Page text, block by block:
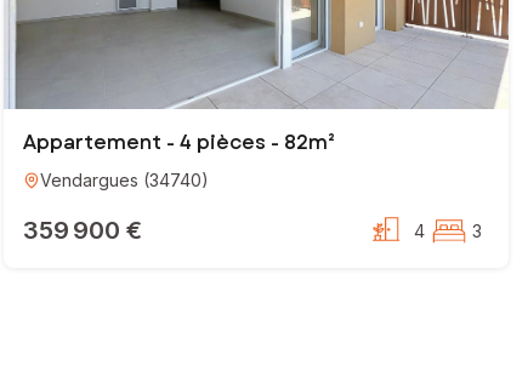
Appartement - 4 pièces - 82m²
Vendargues (34740)
359 900 € 4 3